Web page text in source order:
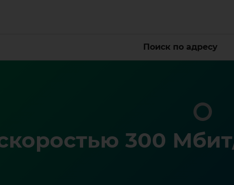
Поиск по адресу
300